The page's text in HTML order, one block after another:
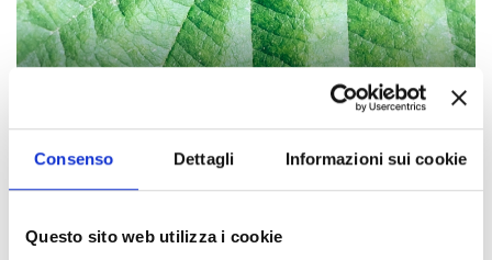
Consenso Dettagli Informazioni sui cookie
Questo sito web utilizza i cookie
DETAILS
PLACE